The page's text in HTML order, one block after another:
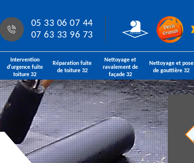
05 33 06 07 44
07 63 33 96 73
Intervention
d'urgence fuite
toiture 32
Réparation fuite
de toiture 32
Nettoyage et
ravalement de
façade 32
Nettoyage et pose
de gouttière 32